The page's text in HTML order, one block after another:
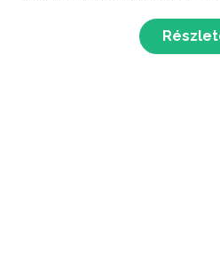
érkezik) számos ízületi
gyógyító hatással rendelkezik.